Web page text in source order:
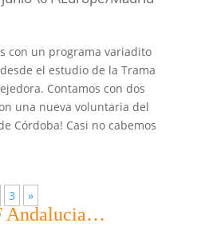
con un programa variadito
el estudio de la Trama
Contamos con dos
una nueva voluntaria del
Córdoba! Casi no cabemos
3 »
Andalucia…